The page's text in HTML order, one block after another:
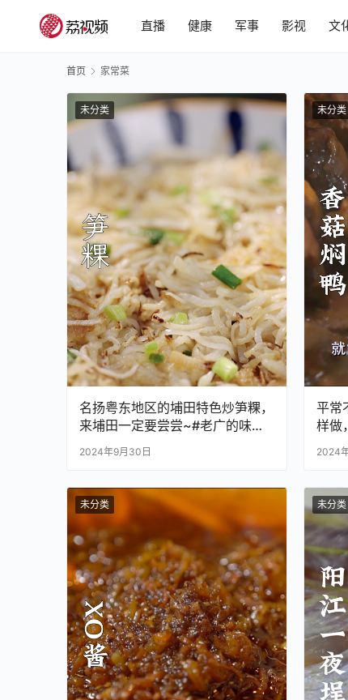
直播 健康 军事 影视 文
首页 家常菜
未分类
名扬粤东地区的埔田特色炒笋粿，
来埔田一定要尝尝~#老广的味道
#纪录片 #家常菜
2024年9月30日
未分类
平常
样做
味
2024
未分类 未分类